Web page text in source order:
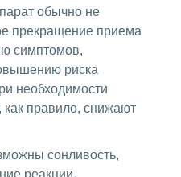
обычно не
прекращение приема
симптомов,
риска
необходимости
как правило, снижают
сонливость,
реакции,